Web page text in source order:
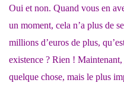
Oui et non. Quand vous en
un moment, cela n’a plus de
millions d’euros de plus,
existence ? Rien !
quelque chose, mais le plus